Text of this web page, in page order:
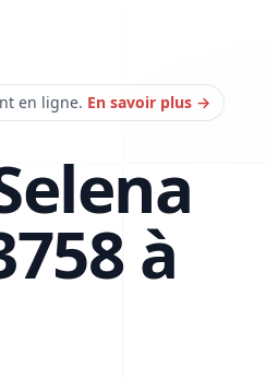
en ligne. En savoir plus →
à